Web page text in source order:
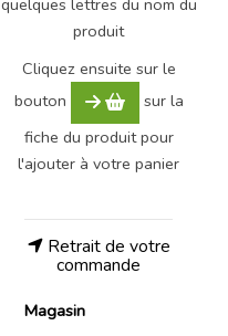
quelques lettres du nom du
produit
Cliquez ensuite sur le
bouton
sur la
fiche du produit pour
l'ajouter à votre panier
Retrait de votre
commande
Magasin